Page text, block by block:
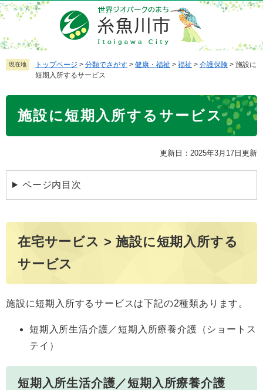
ペ
ー
ジ
の
先
メ
ニ
ュ
ー
を
本
現在地 トップページ > 分類でさがす > 健康・福祉 > 福祉 > 介護保険 > 施設に
短期入所するサービス
施設に短期入所するサービス
更新日：2025年3月17日更新
ページ内目次
在宅サービス > 施設に短期入所する
サービス
施設に短期入所するサービスは下記の2種類あります。
短期入所生活介護／短期入所療養介護（ショートス
テイ）
短期入所生活介護／短期入所療養介護